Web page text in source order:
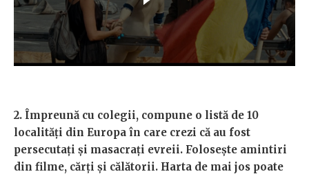
2. Împreună cu colegii, compune o listă de 10
localități din Europa în care crezi că au fost
persecutați și masacrați evreii. Folosește amintiri
din filme, cărți și călătorii. Harta de mai jos poate